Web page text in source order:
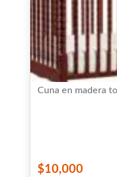
Cuna en madera
$10,000